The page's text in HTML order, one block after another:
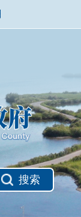
搜索